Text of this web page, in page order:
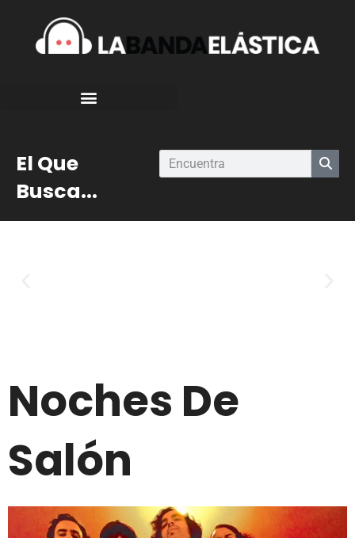
El Que
Busca...
Noches De
Salón